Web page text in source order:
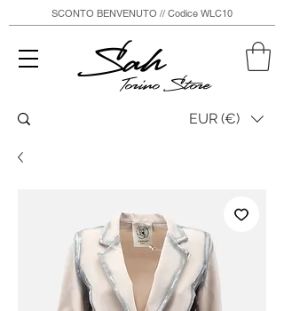
Sah
Torino Store
SCONTO BENVENUTO // Codice WLC10
EUR (€)